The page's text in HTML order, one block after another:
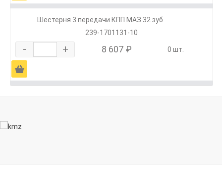
Шестерня 3 передачи КПП МАЗ 32 зуб
239-1701131-10
- + 8 607 ₽ 0 шт.
Ä